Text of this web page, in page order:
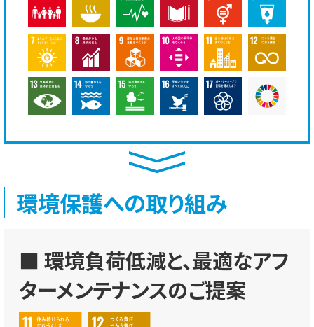
環境保護への取り組み
■ 環境負荷低減と、最適なアフ
ターメンテナンスのご提案